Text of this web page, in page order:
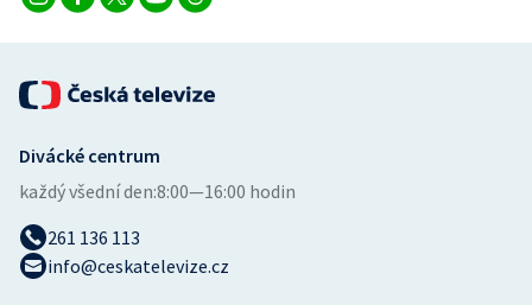
Divácké centrum
každý všední den:8:00—16:00 hodin
261 136 113
info@ceskatelevize.cz